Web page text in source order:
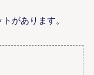
があります。